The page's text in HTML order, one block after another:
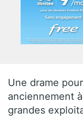
Une drame
anciennement
grandes